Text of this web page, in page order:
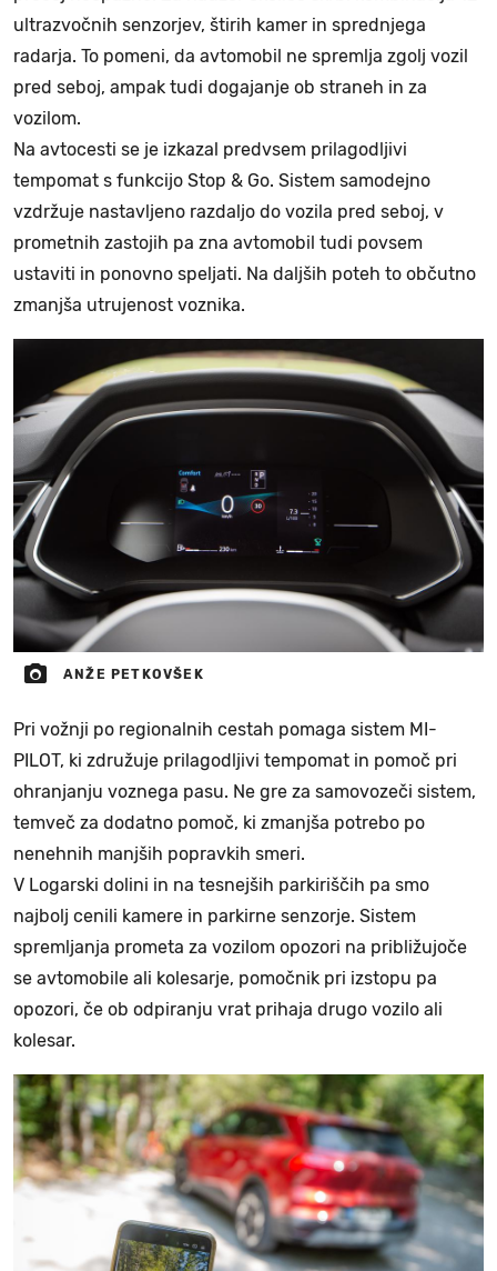
ultrazvočnih senzorjev, štirih kamer in sprednjega
radarja. To pomeni, da avtomobil ne spremlja zgolj vozil
pred seboj, ampak tudi dogajanje ob straneh in za
vozilom.
Na avtocesti se je izkazal predvsem prilagodljivi
tempomat s funkcijo Stop & Go. Sistem samodejno
vzdržuje nastavljeno razdaljo do vozila pred seboj, v
prometnih zastojih pa zna avtomobil tudi povsem
ustaviti in ponovno speljati. Na daljših poteh to občutno
zmanjša utrujenost voznika.
ANŽE PETKOVŠEK
Pri vožnji po regionalnih cestah pomaga sistem MI-
PILOT, ki združuje prilagodljivi tempomat in pomoč pri
ohranjanju voznega pasu. Ne gre za samovozeči sistem,
temveč za dodatno pomoč, ki zmanjša potrebo po
nenehnih manjših popravkih smeri.
V Logarski dolini in na tesnejših parkiriščih pa smo
najbolj cenili kamere in parkirne senzorje. Sistem
spremljanja prometa za vozilom opozori na približujoče
se avtomobile ali kolesarje, pomočnik pri izstopu pa
opozori, če ob odpiranju vrat prihaja drugo vozilo ali
kolesar.